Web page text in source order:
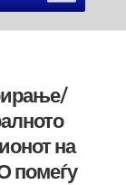
на
помеѓу